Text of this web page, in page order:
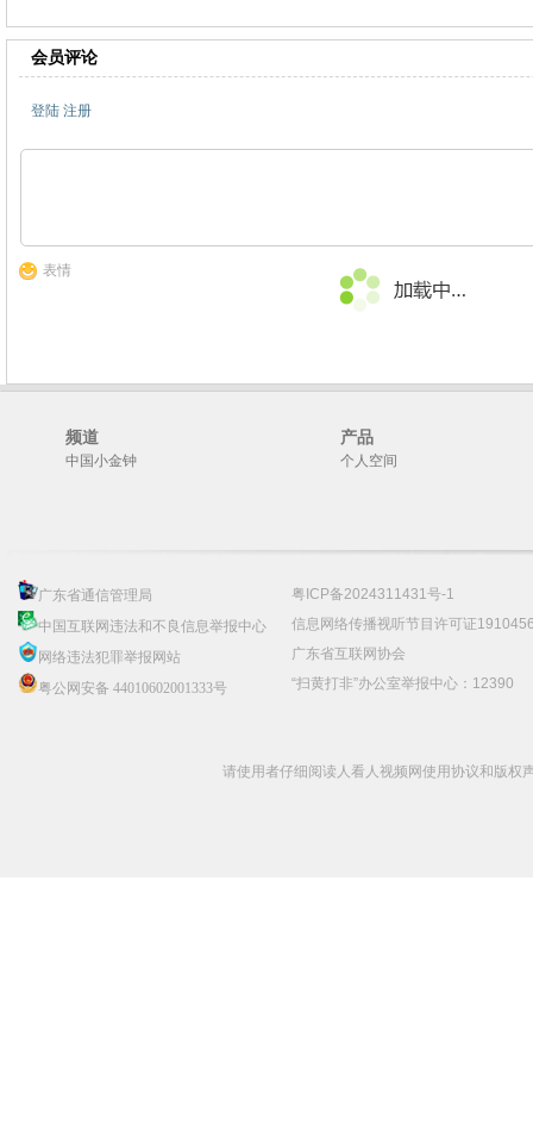
会员评论
登陆 注册
表情
频道
中国小金钟
产品
个人空间
广东省通信管理局
中国互联网违法和不良信息举报中心
网络违法犯罪举报网站
粤公网安备 44010602001333号
粤ICP备2024311431号-1
信息网络传播视听节目许可证
广东省互联网协会
“扫黄打非”办公室举报中心：12390
请使用者仔细阅读人看人视频网使用协议和版权